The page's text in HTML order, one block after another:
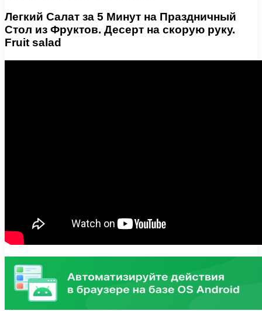
Легкий Салат за 5 Минут на Праздничный
Стол из Фруктов. Десерт на скорую руку.
Fruit salad